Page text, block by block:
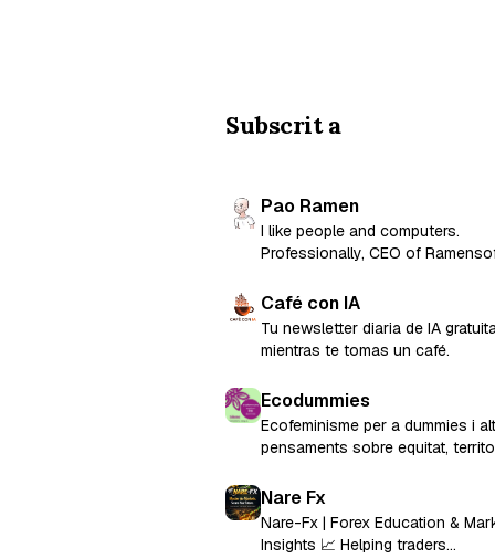
Subscrit a
Pao Ramen
I like people and computers.
Professionally, CEO of
Factorial.
Café con IA
Tu newsletter diaria de IA
mientras te tomas un café.
Ecodummies
Ecofeminisme per a dummies i
pensaments sobre equitat,
Silene Consultoria Coop. V.
Nare Fx
Nare-Fx | Forex Education &
Insights 📈 Helping traders